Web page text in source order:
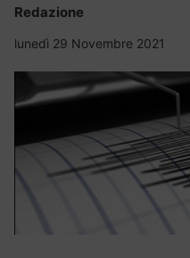
Redazione
lunedì 29 Novembre 2021